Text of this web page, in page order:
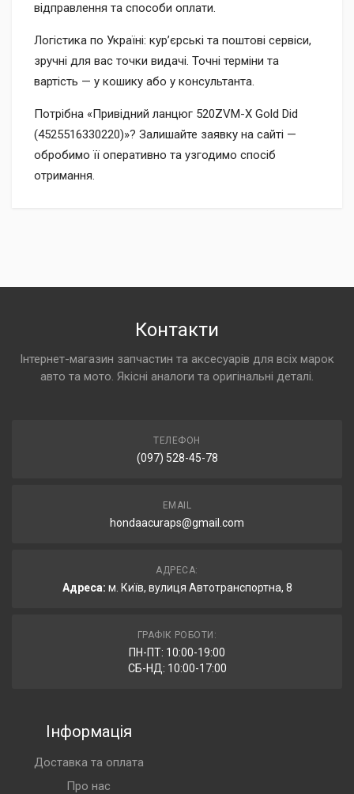
відправлення та способи оплати.
Логістика по Україні: кур’єрські та поштові сервіси,
зручні для вас точки видачі. Точні терміни та
вартість — у кошику або у консультанта.
Потрібна «Привідний ланцюг 520ZVM-X Gold Did
(4525516330220)»? Залишайте заявку на сайті —
обробимо її оперативно та узгодимо спосіб
отримання.
Контакти
Інтернет-магазин запчастин та аксесуарів для всіх марок
авто та мото. Якісні аналоги та оригінальні деталі.
ТЕЛЕФОН
(097) 528-45-78
EMAIL
hondaacuraps@gmail.com
АДРЕСА:
Адреса: м. Київ, вулиця Автотранспортна, 8
ГРАФІК РОБОТИ:
ПН-ПТ: 10:00-19:00
СБ-НД: 10:00-17:00
Інформація
Доставка та оплата
Про нас